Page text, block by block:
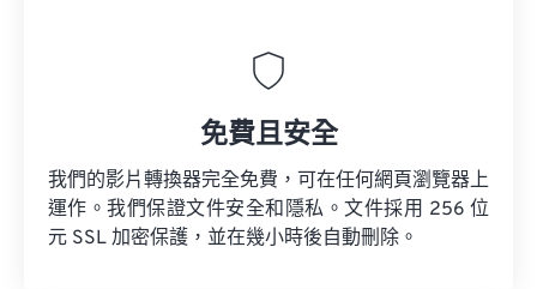
免費且安全
我們的影片轉換器完全免費，可在任何網頁瀏覽器上
運作。我們保證文件安全和隱私。文件採用 256 位
元 SSL 加密保護，並在幾小時後自動刪除。